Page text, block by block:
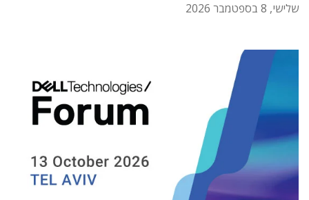
שלישי, 8 בספטמבר 2026